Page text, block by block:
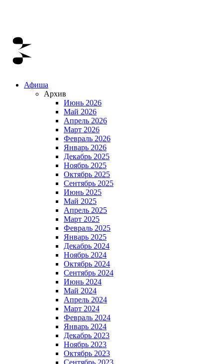
Афиша
Архив
Июнь 2026
Май 2026
Апрель 2026
Март 2026
Февраль 2026
Январь 2026
Декабрь 2025
Ноябрь 2025
Октябрь 2025
Сентябрь 2025
Июнь 2025
Май 2025
Апрель 2025
Март 2025
Февраль 2025
Январь 2025
Декабрь 2024
Ноябрь 2024
Октябрь 2024
Сентябрь 2024
Июнь 2024
Май 2024
Апрель 2024
Март 2024
Февраль 2024
Январь 2024
Декабрь 2023
Ноябрь 2023
Октябрь 2023
Сентябрь 2023